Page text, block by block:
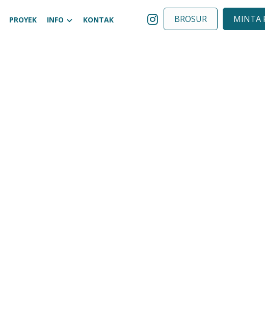
PROYEK INFO KONTAK MINTA
BROSUR